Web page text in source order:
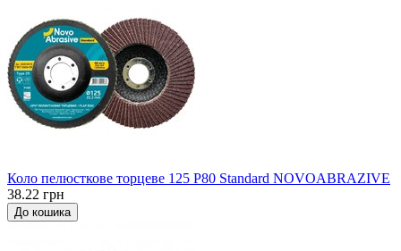
Коло пелюсткове торцеве 125 P80 Standard NOVOABRAZIVE
38.22 грн
До кошика